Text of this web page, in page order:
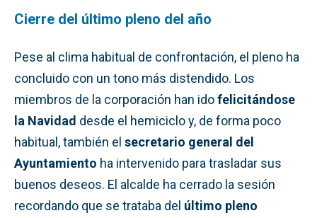
Cierre del último pleno del año
Pese al clima habitual de confrontación, el pleno ha
concluido con un tono más distendido. Los
miembros de la corporación han idofelicitándose
la Navidad desde el hemiciclo y, de forma poco
habitual, también el secretario general del
Ayuntamiento ha intervenido para trasladar sus
buenos deseos. El alcalde ha cerrado la sesión
recordando que se trataba del último pleno